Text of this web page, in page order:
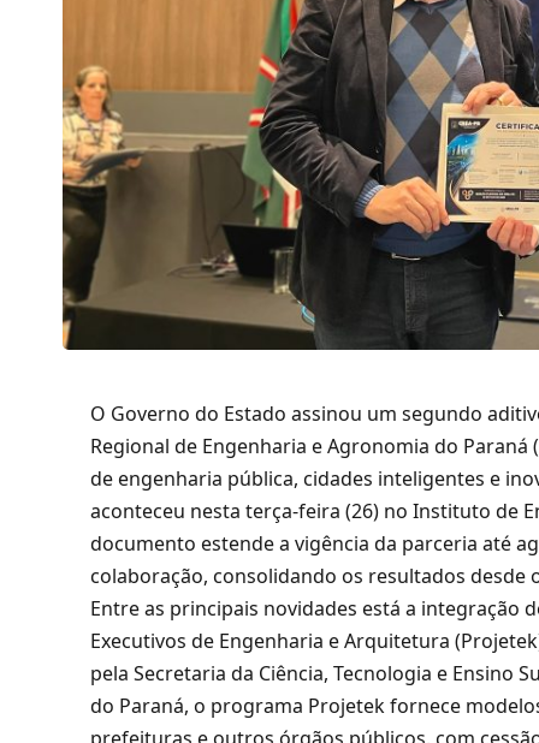
O Governo do Estado assinou um segundo
Regional de Engenharia e Agronomia do
de engenharia pública, cidades inteligentes e
aconteceu nesta terça-feira (26) no Instituto de
documento estende a vigência da parceria até
colaboração, consolidando os resultados desde
Entre as principais novidades está a integração
Executivos de Engenharia e Arquitetura
pela Secretaria da Ciência, Tecnologia e Ensino
do Paraná, o programa Projetek fornece
prefeituras e outros órgãos públicos, com